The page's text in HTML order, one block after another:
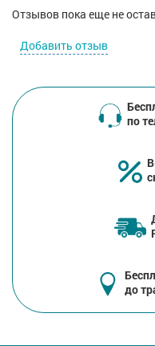
Отзывов пока еще не
Добавить отзыв
по
до